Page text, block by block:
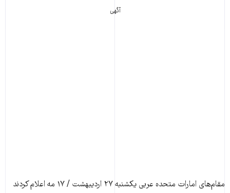
آگهی
مقام‌های امارات متحده عربی یکشنبه ۲۷ اردیبهشت / ۱۷ مه اعلام کردند